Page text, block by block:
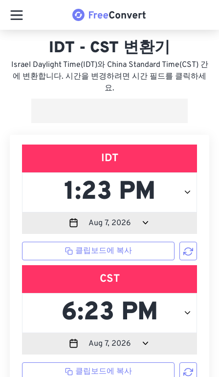
IDT - CST 변환기
Israel Daylight Time(IDT)와 China Standard Time(CST) 간
에 변환합니다. 시간을 변경하려면 시간 필드를 클릭하세
요.
IDT
클립보드에 복사
CST
클립보드에 복사